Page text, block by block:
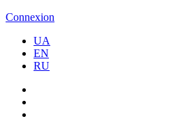
Connexion
UA
EN
RU